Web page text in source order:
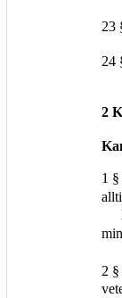
23
24
2
1
2